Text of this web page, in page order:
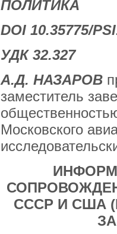
ПОЛИТИКА
DOI 10.35775/
УДК 32.327
А.Д. НАЗАРОВ
заместитель
Московского
СССР И США